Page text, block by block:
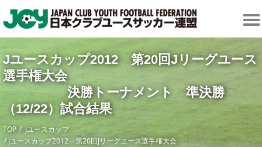
Jユースカップ2012 第20回Jリーグユース
選手権大
決勝トーナメント 準決勝
（12/22）試合結果
TOP
Jユースカップ
Jユースカップ2012 第20回Jリーグユース選手権大会